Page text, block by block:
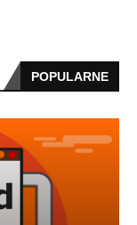
POPULARNE